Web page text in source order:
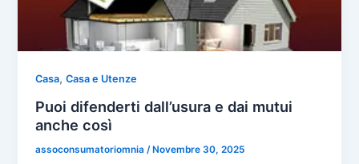
Casa,Casa e Utenze
Puoi difenderti dall’usura e dai mutui
anche così
assoconsumatoriomnia /Novembre 30, 2025